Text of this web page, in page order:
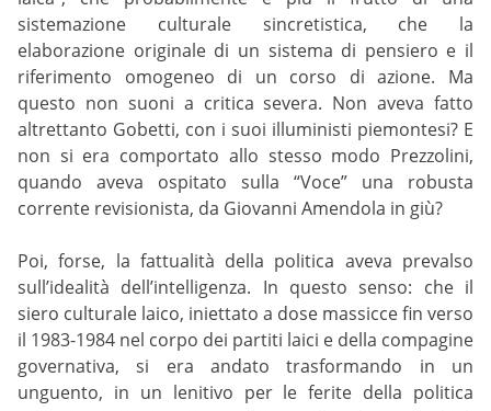
sistemazione culturale sincretistica, che la
elaborazione originale di un sistema di pensiero e il
riferimento omogeneo di un corso di azione. Ma
questo non suoni a critica severa. Non aveva fatto
altrettanto Gobetti, con i suoi illuministi piemontesi? E
non si era comportato allo stesso modo Prezzolini,
quando aveva ospitato sulla “Voce” una robusta
corrente revisionista, da Giovanni Amendola in giù?
Poi, forse, la fattualità della politica aveva prevalso
sull’idealità dell’intelligenza. In questo senso: che il
siero culturale laico, iniettato a dose massicce fin verso
il 1983-1984 nel corpo dei partiti laici e della compagine
governativa, si era andato trasformando in un
unguento, in un lenitivo per le ferite della politica